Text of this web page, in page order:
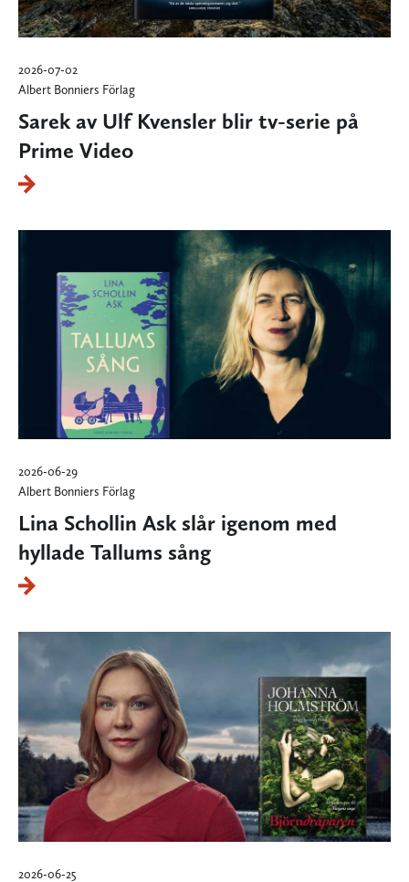
2026-07-02
Albert Bonniers Förlag
Sarek av Ulf Kvensler blir tv-serie på
Prime Video
2026-06-29
Albert Bonniers Förlag
Lina Schollin Ask slår igenom med
hyllade Tallums sång
2026-06-25